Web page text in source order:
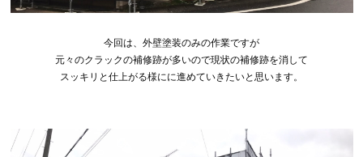
今回は、外壁塗装のみの作業ですが
元々のクラックの補修跡が多いので現状の補修跡を消して
スッキリと仕上がる様にに進めていきたいと思います。